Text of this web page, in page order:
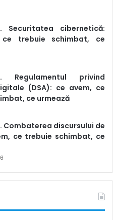
Securitatea cibernetică:
trebuie schimbat, ce
Regulamentul privind
(DSA): ce avem, ce
ce urmează
Combaterea discursului de
ce trebuie schimbat, ce